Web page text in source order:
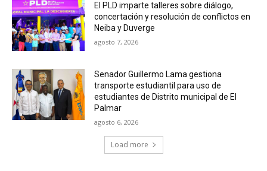
El PLD imparte talleres sobre diálogo,
concertación y resolución de conflictos en
Neiba y Duverge
agosto 7, 2026
Senador Guillermo Lama gestiona
transporte estudiantil para uso de
estudiantes de Distrito municipal de El
Palmar
agosto 6, 2026
Load more